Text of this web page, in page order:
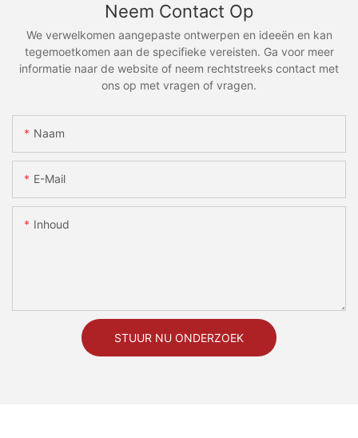
Neem Contact Op
We verwelkomen aangepaste ontwerpen en ideeën en kan
tegemoetkomen aan de specifieke vereisten. Ga voor meer
informatie naar de website of neem rechtstreeks contact met
ons op met vragen of vragen.
Naam
E-Mail
Inhoud
STUUR NU ONDERZOEK